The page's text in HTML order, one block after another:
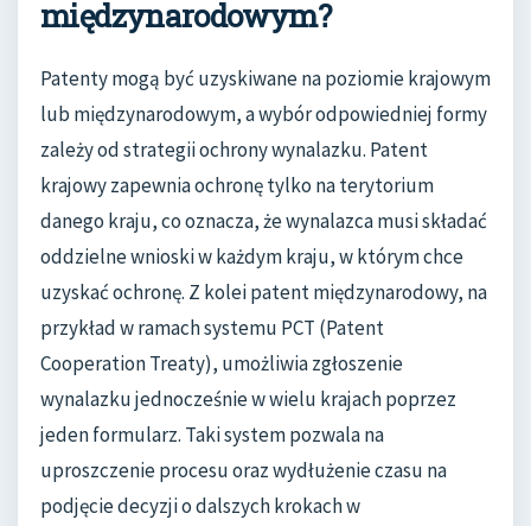
międzynarodowym?
Patenty mogą być uzyskiwane na poziomie krajowym
lub międzynarodowym, a wybór odpowiedniej formy
zależy od strategii ochrony wynalazku. Patent
krajowy zapewnia ochronę tylko na terytorium
danego kraju, co oznacza, że wynalazca musi składać
oddzielne wnioski w każdym kraju, w którym chce
uzyskać ochronę. Z kolei patent międzynarodowy, na
przykład w ramach systemu PCT (Patent
Cooperation Treaty), umożliwia zgłoszenie
wynalazku jednocześnie w wielu krajach poprzez
jeden formularz. Taki system pozwala na
uproszczenie procesu oraz wydłużenie czasu na
podjęcie decyzji o dalszych krokach w